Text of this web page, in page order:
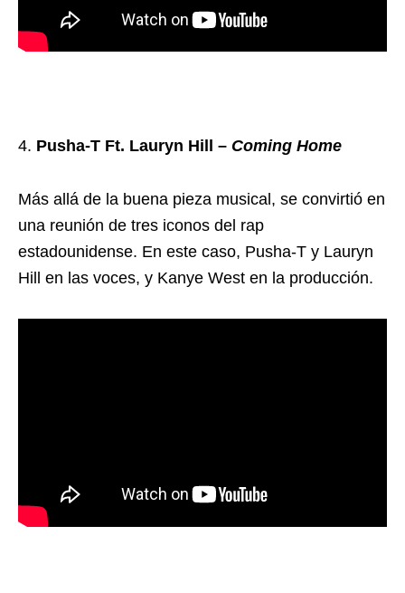
Pusha-T Ft. Lauryn Hill – Coming Home
Más allá de la buena pieza musical, se convirtió en
una reunión de tres iconos del rap
estadounidense. En este caso, Pusha-T y Lauryn
Hill en las voces, y Kanye West en la producción.